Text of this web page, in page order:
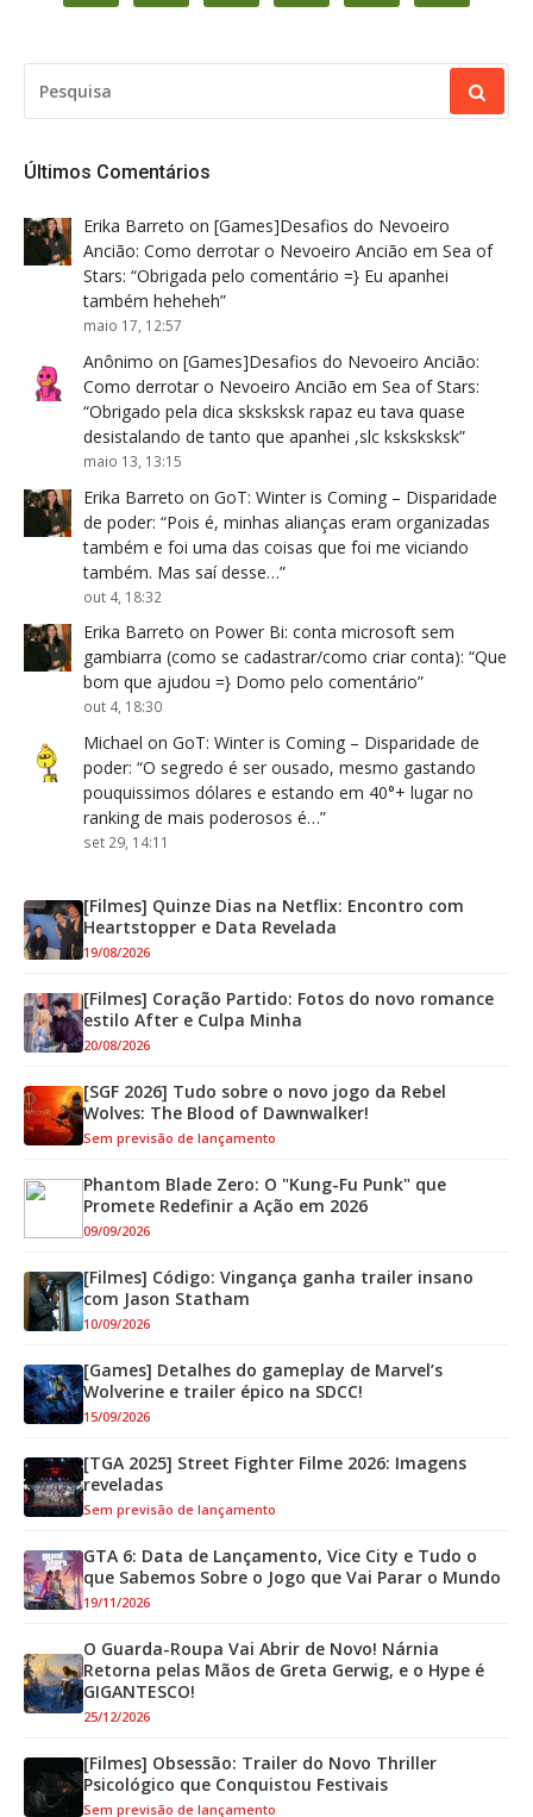
POR:
Últimos Comentários
Erika Barreto on [Games]Desafios do Nevoeiro
Ancião: Como derrotar o Nevoeiro Ancião em Sea of
Stars: “Obrigada pelo comentário =} Eu apanhei
também heheheh”
maio 17, 12:57
Anônimo on [Games]Desafios do Nevoeiro Ancião:
Como derrotar o Nevoeiro Ancião em Sea of Stars:
“Obrigado pela dica sksksksk rapaz eu tava quase
desistalando de tanto que apanhei ,slc ksksksksk”
maio 13, 13:15
Erika Barreto on GoT: Winter is Coming – Disparidade
de poder: “Pois é, minhas alianças eram organizadas
também e foi uma das coisas que foi me viciando
também. Mas saí desse…”
out 4, 18:32
Erika Barreto on Power Bi: conta microsoft sem
gambiarra (como se cadastrar/como criar conta): “Que
bom que ajudou =} Domo pelo comentário”
out 4, 18:30
Michael on GoT: Winter is Coming – Disparidade de
poder: “O segredo é ser ousado, mesmo gastando
pouquissimos dólares e estando em 40°+ lugar no
ranking de mais poderosos é…”
set 29, 14:11
[Filmes] Quinze Dias na Netflix: Encontro com
Heartstopper e Data Revelada
19/08/2026
[Filmes] Coração Partido: Fotos do novo romance
estilo After e Culpa Minha
20/08/2026
[SGF 2026] Tudo sobre o novo jogo da Rebel
Wolves: The Blood of Dawnwalker!
Sem previsão de lançamento
Phantom Blade Zero: O "Kung-Fu Punk" que
Promete Redefinir a Ação em 2026
09/09/2026
[Filmes] Código: Vingança ganha trailer insano
com Jason Statham
10/09/2026
[Games] Detalhes do gameplay de Marvel’s
Wolverine e trailer épico na SDCC!
15/09/2026
[TGA 2025] Street Fighter Filme 2026: Imagens
reveladas
Sem previsão de lançamento
GTA 6: Data de Lançamento, Vice City e Tudo o
que Sabemos Sobre o Jogo que Vai Parar o Mundo
19/11/2026
O Guarda-Roupa Vai Abrir de Novo! Nárnia
Retorna pelas Mãos de Greta Gerwig, e o Hype é
GIGANTESCO!
25/12/2026
[Filmes] Obsessão: Trailer do Novo Thriller
Psicológico que Conquistou Festivais
Sem previsão de lançamento